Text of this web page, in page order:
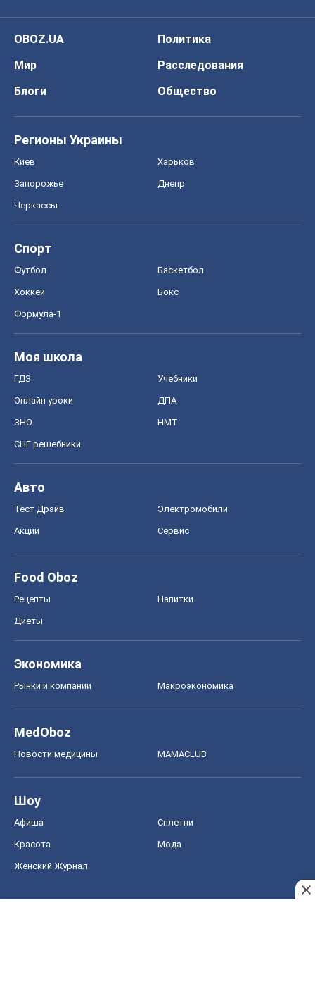
OBOZ.UA
Политика
Мир
Расследования
Блоги
Общество
Регионы Украины
Киев Харьков
Запорожье Днепр
Черкассы
Спорт
Футбол Баскетбол
Хоккей Бокс
Формула-1
Моя школа
ГДЗ Учебники
Онлайн уроки ДПА
ЗНО НМТ
СНГ решебники
Авто
Тест Драйв Электромобили
Акции Сервис
Food Oboz
Рецепты Напитки
Диеты
Экономика
Рынки и компании Mакроэкономика
MedOboz
Новости медицины MAMACLUB
Шоу
Афиша Сплетни
Красота Мода
Женский Журнал